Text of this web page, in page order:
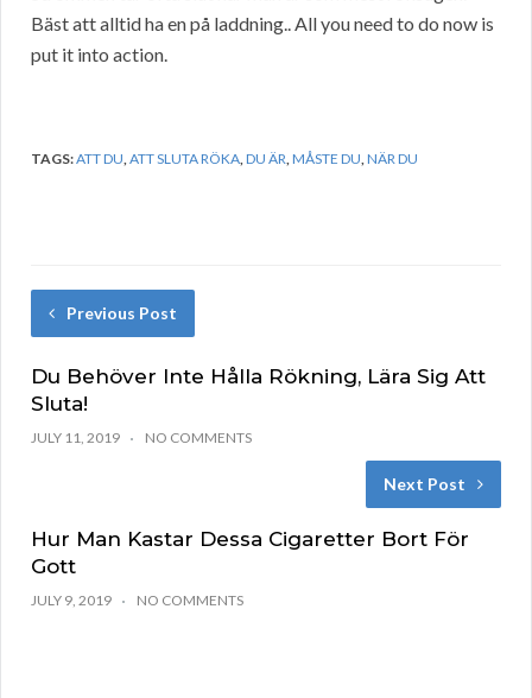
Bäst att alltid ha en på laddning.. All you need to do now is
put it into action.
TAGS:ATT DU,ATT SLUTA RÖKA,DU ÄR,MÅSTE DU,NÄR DU
Previous Post
Du Behöver Inte Hålla Rökning, Lära Sig Att
Sluta!
JULY 11, 2019 NO COMMENTS
Next Post
Hur Man Kastar Dessa Cigaretter Bort För
Gott
JULY 9, 2019 NO COMMENTS